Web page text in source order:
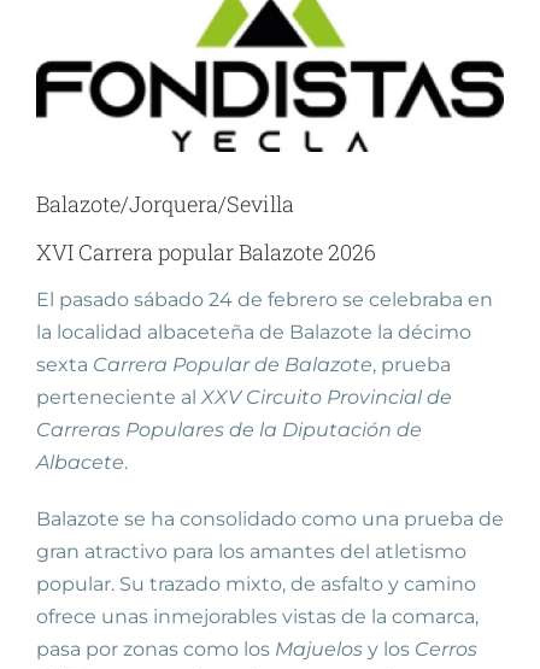
más
grande
Balazote/Jorquera/Sevilla
XVI Carrera popular Balazote 2026
El pasado sábado 24 de febrero se celebraba en
la localidad albaceteña de Balazote la décimo
sexta Carrera Popular de Balazote, prueba
perteneciente alXXV Circuito Provincial de
Carreras Populares de la Diputación de
Albacete.
Balazote se ha consolidado como una prueba de
gran atractivo para los amantes del atletismo
popular. Su trazado mixto, de asfalto y camino
ofrece unas inmejorables vistas de la comarca,
pasa por zonas como los Majuelos y los Cerros